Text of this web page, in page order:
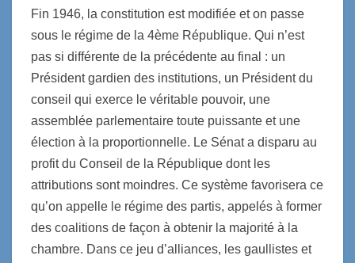
Fin 1946, la constitution est modifiée et on passe
sous le régime de la 4ème République. Qui n’est
pas si différente de la précédente au final : un
Président gardien des institutions, un Président du
conseil qui exerce le véritable pouvoir, une
assemblée parlementaire toute puissante et une
élection à la proportionnelle. Le Sénat a disparu au
profit du Conseil de la République dont les
attributions sont moindres. Ce système favorisera ce
qu’on appelle le régime des partis, appelés à former
des coalitions de façon à obtenir la majorité à la
chambre. Dans ce jeu d’alliances, les gaullistes et